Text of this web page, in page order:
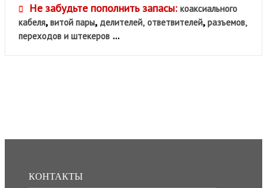
Не забудьте пополнить запасы: коаксиального
кабеля, витой пары, делителей, ответвителей, разъемов,
переходов и штекеров ...
КОНТАКТЫ